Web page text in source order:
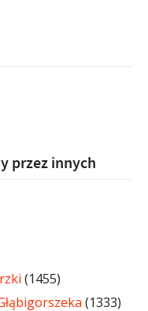
przez innych
(1455)
(1333)